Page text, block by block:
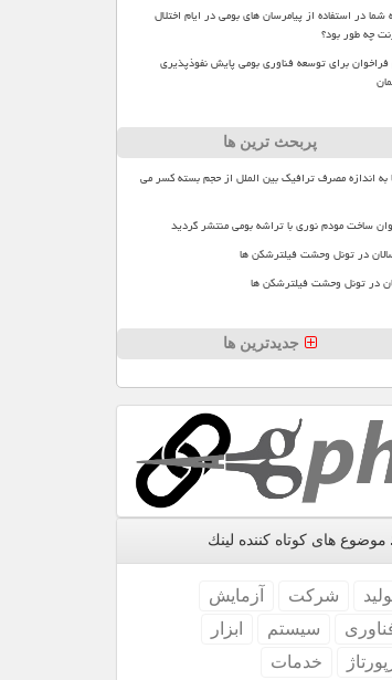
شما در استفاده از پیامرسان های بومی در ایام اختلال
چه طور بود؟
فراخوان برای توسعه فناوری بومی پایش نفوذپذیری
پربحث ترین ها
به اندازه مصرف ترافیک بین الملل از حجم بسته کسر می
ساخت مودم نوری با تراشه بومی منتشر گردید
در تونل وحشت فیلترشکن ها
در تونل وحشت فیلترشکن ها
جدیدترین ها
موضوع های كوتاه كننده لینك
شركت
آزمایش
سیستم
ابزار
خدمات